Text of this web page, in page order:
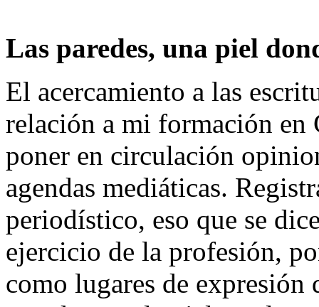
Las paredes, una piel
El acercamiento a las
relación a mi formación en
poner en circulación
agendas mediáticas.
periodístico, eso que se
ejercicio de la profesión,
como lugares de expresión